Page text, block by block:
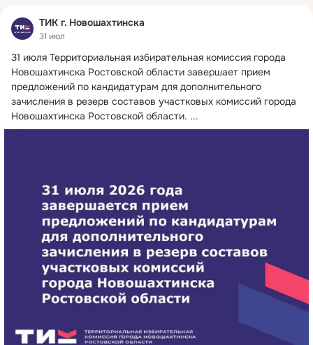
ТИК г. Новошахтинска
31 июл
31 июля Территориальная избирательная комиссия города
Новошахтинска Ростовской области завершает прием
предложений по кандидатурам для дополнительного
зачисления в резерв составов участковых комиссий города
Новошахтинска Ростовской области. ...